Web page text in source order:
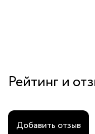
Рейтинг и
Добавить отзыв